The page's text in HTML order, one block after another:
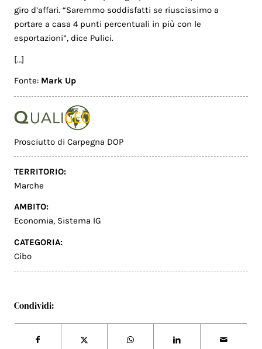
giro d’affari. “Saremmo soddisfatti se riuscissimo a
portare a casa 4 punti percentuali in più con le
esportazioni”, dice Pulici.
[…]
Fonte: Mark Up
Prosciutto di Carpegna DOP
TERRITORIO:
Marche
AMBITO:
Economia, Sistema IG
CATEGORIA:
Cibo
Condividi: